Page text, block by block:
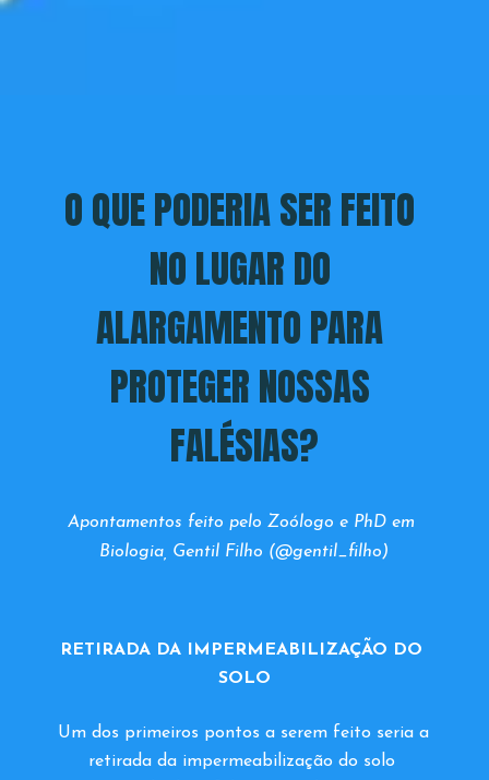
O QUE PODERIA SER FEITO
NO LUGAR DO
ALARGAMENTO PARA
PROTEGER NOSSAS
FALÉSIAS?
Apontamentos feito pelo Zoólogo e PhD em
Biologia, Gentil Filho (@gentil_filho)
RETIRADA DA IMPERMEABILIZAÇÃO DO
SOLO
Um dos primeiros pontos a serem feito seria a
retirada da impermeabilização do solo